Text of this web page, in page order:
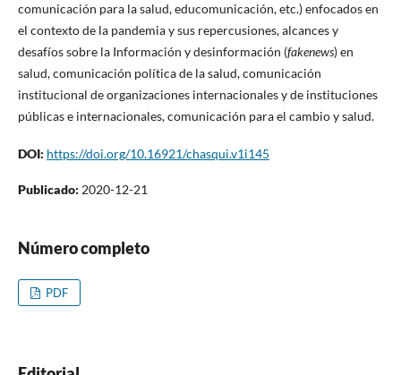
comunicación para la salud, educomunicación, etc.) enfocados en
el contexto de la pandemia y sus repercusiones, alcances y
desafíos sobre la Información y desinformación (fakenews) en
salud, comunicación política de la salud, comunicación
institucional de organizaciones internacionales y de instituciones
públicas e internacionales, comunicación para el cambio y salud.
DOI: https://doi.org/10.16921/chasqui.v1i145
Publicado: 2020-12-21
Número completo
PDF